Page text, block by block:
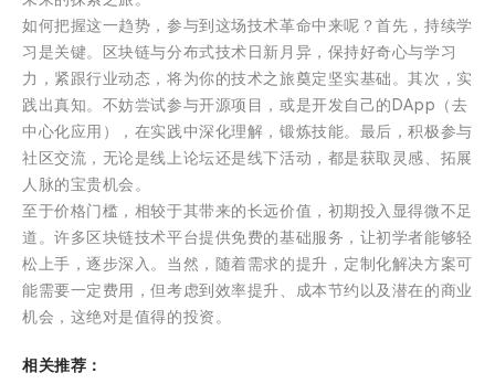
如何把握这一趋势，参与到这场技术革命中来呢？首先，持续学
习是关键。区块链与分布式技术日新月异，保持好奇心与学习
力，紧跟行业动态，将为你的技术之旅奠定坚实基础。其次，实
践出真知。不妨尝试参与开源项目，或是开发自己的DApp（去
中心化应用），在实践中深化理解，锻炼技能。最后，积极参与
社区交流，无论是线上论坛还是线下活动，都是获取灵感、拓展
人脉的宝贵机会。
至于价格门槛，相较于其带来的长远价值，初期投入显得微不足
道。许多区块链技术平台提供免费的基础服务，让初学者能够轻
松上手，逐步深入。当然，随着需求的提升，定制化解决方案可
能需要一定费用，但考虑到效率提升、成本节约以及潜在的商业
机会，这绝对是值得的投资。
相关推荐：